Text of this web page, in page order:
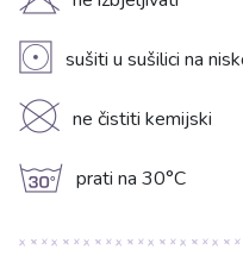
V sušiti u sušilici na
K ne čistiti kemijski
g prati na 30°C